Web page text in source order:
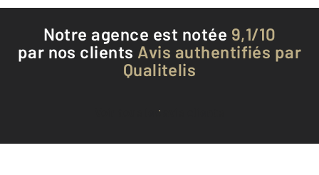
Notre agence est notée 9,1/10
par nos clients Avis authentifiés par
Qualitelis
Voir tous les avis clients